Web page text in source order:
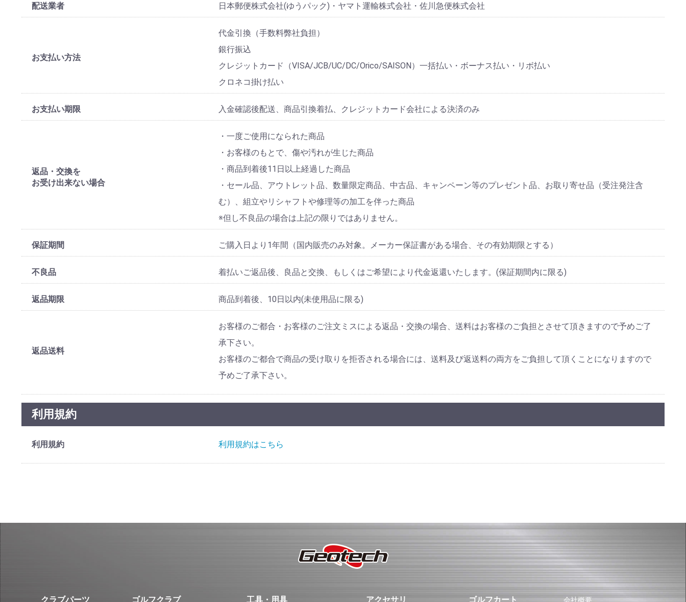
配送業者 日本郵便株式会社(ゆうパック)・ヤマト運輸株式会社・佐川急便株式会社
お支払い方法
代金引換（手数料弊社負担）
銀行振込
クレジットカード（VISA/JCB/UC/DC/Orico/SAISON）一括払い・ボーナス払い・リボ払い
クロネコ掛け払い
お支払い期限 入金確認後配送、商品引換着払、クレジットカード会社による決済のみ
返品・交換を
お受け出来ない場合
・一度ご使用になられた商品
・お客様のもとで、傷や汚れが生じた商品
・商品到着後11日以上経過した商品
・セール品、アウトレット品、数量限定商品、中古品、キャンペーン等のプレゼント品、お取り寄せ品（受注発注含
む）、組立やリシャフトや修理等の加工を伴った商品
※但し不良品の場合は上記の限りではありません。
保証期間 ご購入日より1年間（国内販売のみ対象。メーカー保証書がある場合、その有効期限とする）
不良品 着払いご返品後、良品と交換、もしくはご希望により代金返還いたします。(保証期間内に限る)
返品期限 商品到着後、10日以内(未使用品に限る)
返品送料
お客様のご都合・お客様のご注文ミスによる返品・交換の場合、送料はお客様のご負担とさせて頂きますので予めご了
承下さい。
お客様のご都合で商品の受け取りを拒否される場合には、送料及び返送料の両方をご負担して頂くことになりますので
予めご了承下さい。
利用規約
利用規約 利用規約はこちら
クラブパーツ ゴルフクラブ 工具・用具 アクセサリ ゴルフカート 会社概要